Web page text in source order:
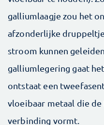
galliumlaagje zou het
afzonderlijke
stroom kunnen
galliumlegering gaat
ontstaat een
vloeibaar metaal die
verbinding vormt.